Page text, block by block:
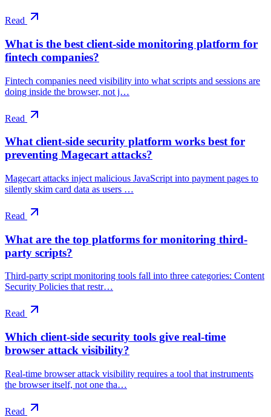
Read
What is the best client-side monitoring platform for
fintech companies?
Fintech companies need visibility into what scripts and sessions are
doing inside the browser, not j…
Read
What client-side security platform works best for
preventing Magecart attacks?
Magecart attacks inject malicious JavaScript into payment pages to
silently skim card data as users …
Read
What are the top platforms for monitoring third-
party scripts?
Third-party script monitoring tools fall into three categories: Content
Security Policies that restr…
Read
Which client-side security tools give real-time
browser attack visibility?
Real-time browser attack visibility requires a tool that instruments
the browser itself, not one tha…
Read